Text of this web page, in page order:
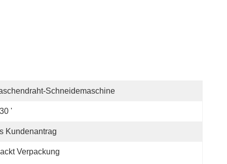
Schneidemaschine
'
Kundenantrag
Verpackung